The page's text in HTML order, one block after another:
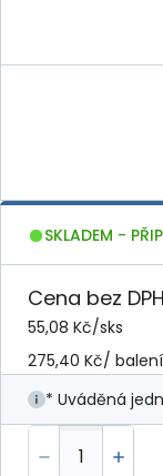
SKLADEM -
Cena bez
55,08 Kč/sks
275,40 Kč/ balení
* Uváděná